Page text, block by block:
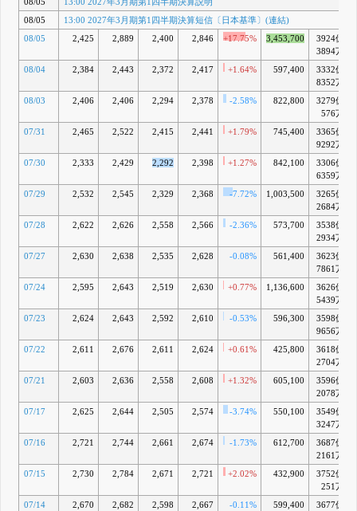
人事に関す
るお知らせ
5月 13, 2026
2026年3月
想の修正
するお知ら
せ
08/05
13:00 2027年3月期第1四半期決算短信〔日本基準〕(連結)
08/05
2,425 2,889 2,400 2,846 +17.75% 3,453,700
3924億
3894万
08/04
2,384 2,443 2,372 2,417 +1.64% 597,400
3332億
8352万
08/03
2,406 2,406 2,294 2,378 -2.58% 822,800
3279億
576万
07/31 2,465 2,522 2,415 2,441 +1.79% 745,400
3365億
9292万
07/30
2,333 2,429 2,292 2,398 +1.27% 842,100
3306億
6359万
07/29 2,532 2,545 2,329 2,368 -7.72% 1,003,500
3265億
2684万
07/28
2,622 2,626 2,558 2,566 -2.36% 573,700
3538億
2934万
07/27
2,630 2,638 2,535 2,628 -0.08% 561,400
3623億
7861万
07/24
2,595 2,643 2,519 2,630 +0.77% 1,136,600
3626億
5439万
07/23
2,624 2,643 2,592 2,610 -0.53% 596,300
3598億
9656万
07/22
2,611 2,676 2,611 2,624 +0.61% 425,800
3618億
2704万
07/21
2,603 2,636 2,558 2,608 +1.32% 605,100
3596億
2078万
07/17
2,625 2,644 2,505 2,574 -3.74% 550,100
3549億
3247万
07/16
2,721 2,744 2,661 2,674 -1.73% 612,700
3687億
2161万
07/15
2,730 2,784 2,671 2,721 +2.02% 432,900
3752億
251万
07/14
2,670 2,682 2,598 2,667 -0.11% 599,400
3677億